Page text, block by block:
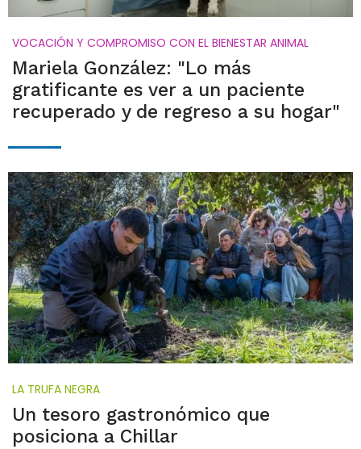
VOCACIÓN Y COMPROMISO CON EL BIENESTAR ANIMAL
Mariela González: "Lo más
gratificante es ver a un paciente
recuperado y de regreso a su hogar"
LA TRUFA NEGRA
Un tesoro gastronómico que
posiciona a Chillar